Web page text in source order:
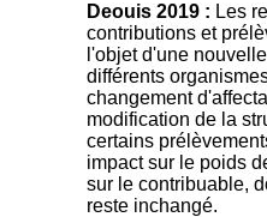
Deouis 2019 : Les
contributions et
l'objet d'une
différents
changement
modification de la
certains
impact sur le poids
sur le contribuable,
reste inchangé.